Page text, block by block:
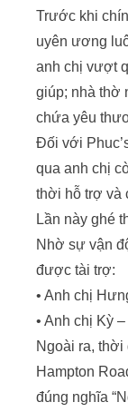
Trước khi
uyên ương
anh chị vượt
giúp; nhà thờ
chứa yêu
Đối với
qua anh chị
thời hỗ trợ và
Lần này ghé
Nhờ sự vận
được tài trợ:
• Anh chị
• Anh chị Kỳ
Ngoài ra, thời
Hampton
đúng nghĩa